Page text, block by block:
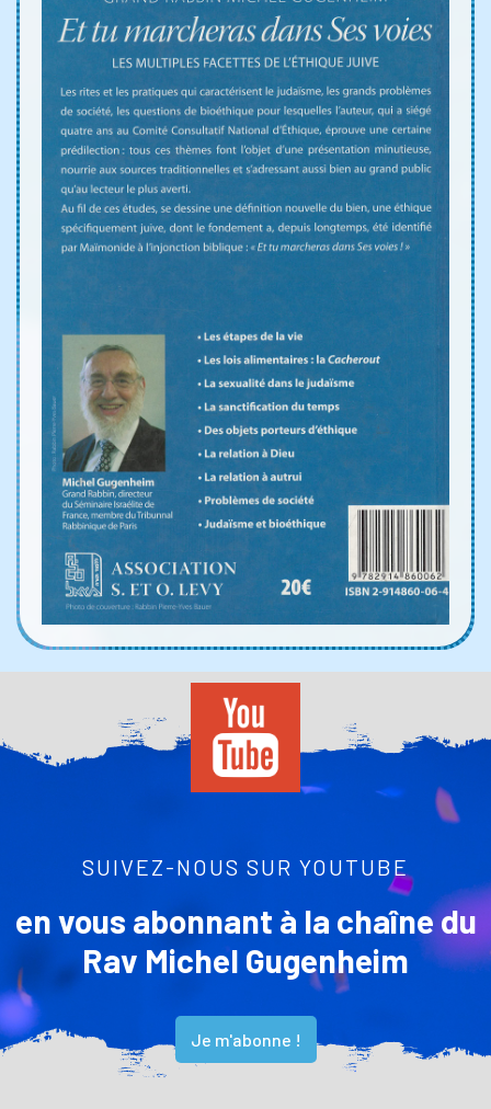
SUIVEZ-NOUS SUR YOUTUBE
en vous abonnant à la chaîne du
Rav Michel Gugenheim
Je m'abonne !